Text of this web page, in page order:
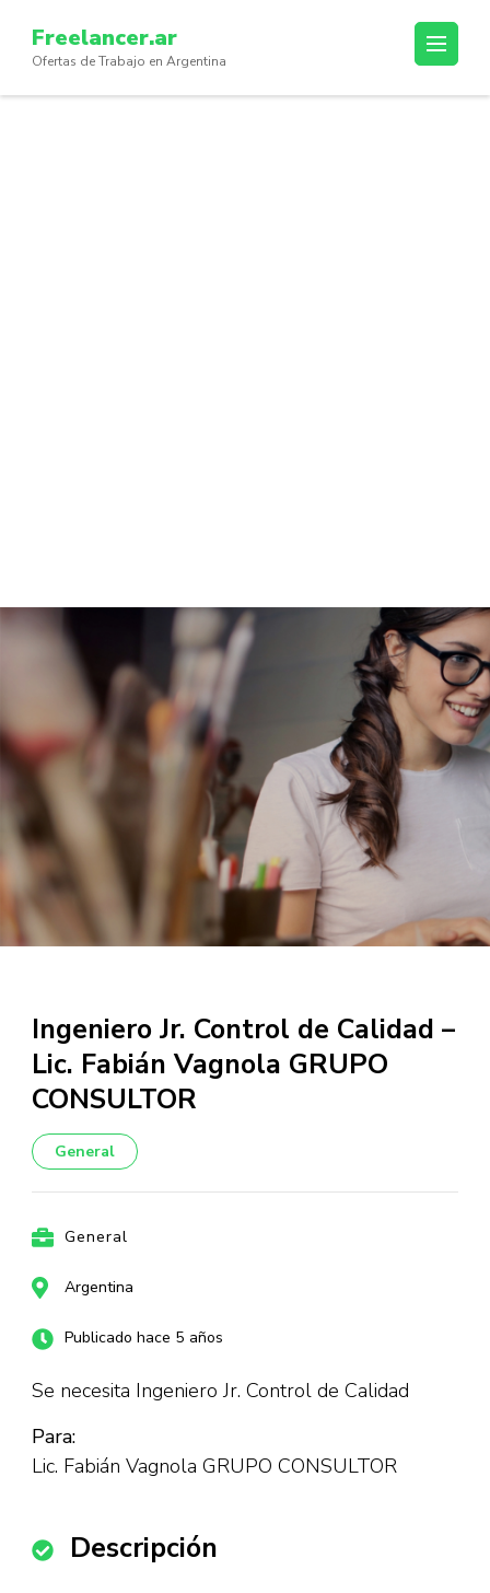
content
(Press
Freelancer.ar
Ofertas de Trabajo en Argentina
Ingeniero Jr. Control de Calidad –
Lic. Fabián Vagnola GRUPO
CONSULTOR
General
General
Argentina
Publicado hace 5 años
Se necesita Ingeniero Jr. Control de Calidad
Para:
Lic. Fabián Vagnola GRUPO CONSULTOR
Descripción